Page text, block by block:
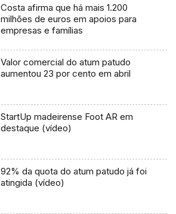
Costa afirma que há mais 1.200
milhões de euros em apoios para
empresas e famílias
Valor comercial do atum patudo
aumentou 23 por cento em abril
StartUp madeirense Foot AR em
destaque (vídeo)
92% da quota do atum patudo já foi
atingida (vídeo)